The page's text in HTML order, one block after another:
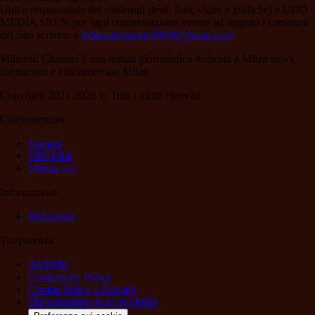
Unico responsabile dei contenuti (testi, foto, video e grafiche) è DDD
MEDIA SRLS; per ogni comunicazione avente ad oggetto i contenuti
del Sito scrivere a milanistichannel1899@gmail.com
Milanisti Channel è una testata giornalistica dedicata a Milan news,
formazioni e calciomercato Milan
Copyright 2021-2026 © Tutti i diritti riservati.
Calciomercato
Scenari
Ufficialità
Ultima ora
Informazioni
Redazione
Trasparenza
Archivio
Community Policy
Cookie Policy e Privacy
Dichiarazione di accessibilità